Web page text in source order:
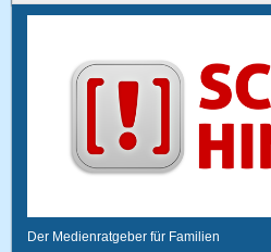
Der Medienratgeber für Familien